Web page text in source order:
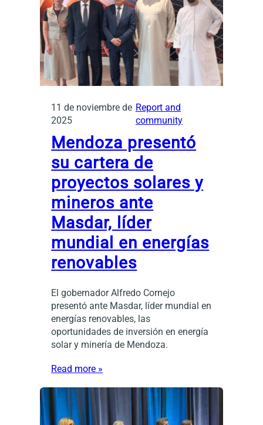
11 de noviembre de
2025
Report and
community
Mendoza presentó
su cartera de
proyectos solares y
mineros ante
Masdar, líder
mundial en energías
renovables
El gobernador Alfredo Cornejo
presentó ante Masdar, líder mundial en
energías renovables, las
oportunidades de inversión en energía
solar y minería de Mendoza.
Read more »